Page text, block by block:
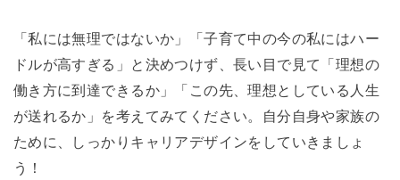
「私には無理ではないか」「子育て中の今の私にはハー
ドルが高すぎる」と決めつけず、長い目で見て「理想の
働き方に到達できるか」「この先、理想としている人生
が送れるか」を考えてみてください。自分自身や家族の
ために、しっかりキャリアデザインをしていきましょ
う！